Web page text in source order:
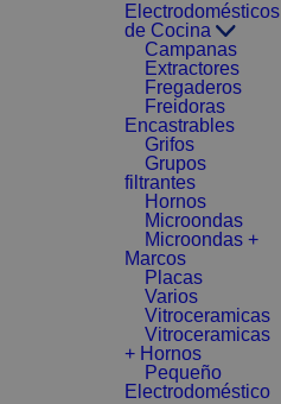
Electrodomésticos
de Cocina
Campanas
Extractores
Fregaderos
Freidoras
Encastrables
Grifos
Grupos
filtrantes
Hornos
Microondas
Microondas +
Marcos
Placas
Varios
Vitroceramicas
Vitroceramicas
+ Hornos
Pequeño
Electrodoméstico